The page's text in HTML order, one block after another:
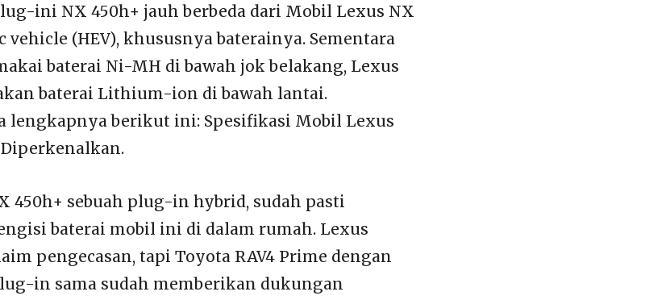
ini NX 450h+ jauh berbeda dari Mobil Lexus NX
(HEV), khususnya baterainya. Sementara
baterai Ni-MH di bawah jok belakang, Lexus
baterai Lithium-ion di bawah lantai.
lengkapnya berikut ini: Spesifikasi Mobil Lexus
450h+ sebuah plug-in hybrid, sudah pasti
baterai mobil ini di dalam rumah. Lexus
pengecasan, tapi Toyota RAV4 Prime dengan
in sama sudah memberikan dukungan